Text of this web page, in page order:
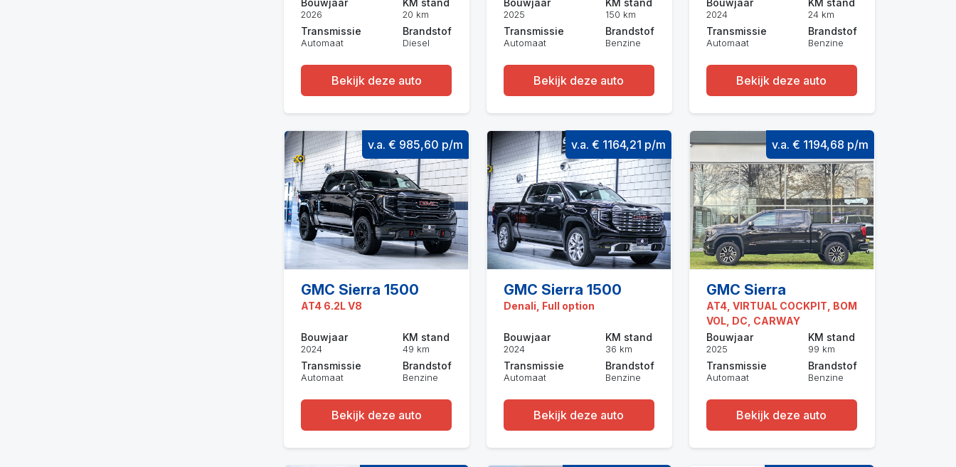
Bouwjaar
2026
Transmissie
Automaat
KM stand
20 km
Brandstof
Diesel
Bekijk deze auto
Bouwjaar
2025
Transmissie
Automaat
KM stand
150 km
Brandstof
Benzine
Bekijk deze auto
Bouwjaar
2024
Transmissie
Automaat
KM stand
24 km
Brandstof
Benzine
Bekijk deze auto
v.a. € 985,60 p/m
GMC Sierra 1500
AT4 6.2L V8
Bouwjaar
2024
Transmissie
Automaat
KM stand
49 km
Brandstof
Benzine
Bekijk deze auto
v.a. € 1164,21 p/m
GMC Sierra 1500
Denali, Full option
Bouwjaar
2024
Transmissie
Automaat
KM stand
36 km
Brandstof
Benzine
Bekijk deze auto
v.a. € 1194,68 p/m
GMC Sierra
AT4, VIRTUAL COCKPIT, BOM
VOL, DC, CARWAY
Bouwjaar
2025
Transmissie
Automaat
KM stand
99 km
Brandstof
Benzine
Bekijk deze auto